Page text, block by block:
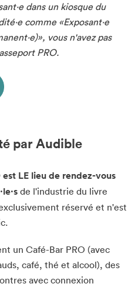
dans un kiosque du
comme «Exposant·e
vous n'avez pas
PRO.
par Audible
est LE lieu de rendez-vous
de l'industrie du livre
réservé et n'est
un Café-Bar PRO (avec
café, thé et alcool), des
avec connexion